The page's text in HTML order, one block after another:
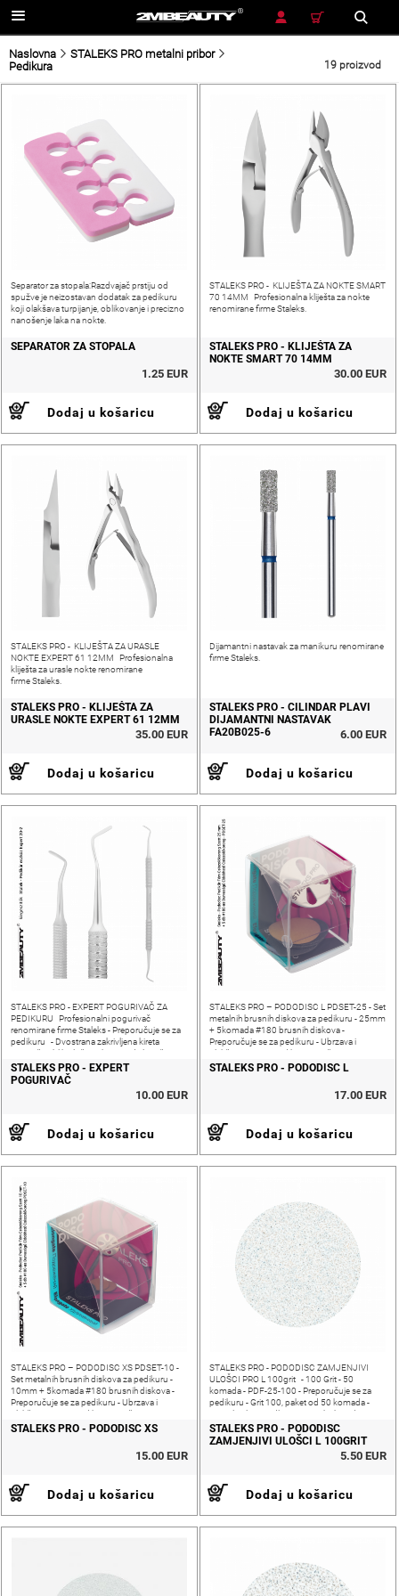
TRAŽENJE
Naslovna
STALEKS PRO metalni pribor
Pedikura
19 proizvod
Separator za stopala:Razdvajač prstiju od
spužve je neizostavan dodatak za pedikuru
koji olakšava turpijanje, oblikovanje i precizno
nanošenje laka na nokte.
SEPARATOR ZA STOPALA
1.25 EUR
Dodaj u košaricu
STALEKS PRO - KLIJEŠTA ZA NOKTE SMART
70 14MM Profesionalna kliješta za nokte
renomirane firme Staleks.
STALEKS PRO - KLIJEŠTA ZA
NOKTE SMART 70 14MM
30.00 EUR
Dodaj u košaricu
STALEKS PRO - KLIJEŠTA ZA URASLE
NOKTE EXPERT 61 12MM Profesionalna
kliješta za urasle nokte renomirane
firme Staleks.
STALEKS PRO - KLIJEŠTA ZA
URASLE NOKTE EXPERT 61 12MM
35.00 EUR
Dodaj u košaricu
Dijamantni nastavak za manikuru renomirane
firme Staleks.
STALEKS PRO - CILINDAR PLAVI
DIJAMANTNI NASTAVAK
FA20B025-6
6.00 EUR
Dodaj u košaricu
STALEKS PRO - EXPERT POGURIVAČ ZA
PEDIKURU Profesionalni pogurivač
renomirane firme Staleks - Preporučuje se za
pedikuru - Dvostrana zakrivljena kireta
oponaša oblik ploče nokta - Za djelomično
uklanjanje suhih zadebljanja kože
STALEKS PRO - EXPERT
POGURIVAČ
10.00 EUR
Dodaj u košaricu
STALEKS PRO – PODODISC L PDSET-25 - Set
metalnih brusnih diskova za pedikuru - 25mm
+ 5komada #180 brusnih diskova -
Preporučuje se za pedikuru - Ubrzava i
olakšava proces pedikure - Može se
dezinficirati i sterilizirati - Pruža bolji
STALEKS PRO - PODODISC L
17.00 EUR
Dodaj u košaricu
STALEKS PRO – PODODISC XS PDSET-10 -
Set metalnih brusnih diskova za pedikuru -
10mm + 5komada #180 brusnih diskova -
Preporučuje se za pedikuru - Ubrzava i
olakšava proces pedikure - Može se
dezinficirati i sterilizirati - Pruža bolji
STALEKS PRO - PODODISC XS
15.00 EUR
Dodaj u košaricu
STALEKS PRO - PODODISC ZAMJENJIVI
ULOŠCI PRO L 100grit - 100 Grit - 50
komada - PDF-25-100 - Preporučuje se za
pedikuru - Grit 100, paket od 50 komada -
Samoljepljiva podloga - Ne nabubri od
izlaganja vodi - Veličina:
STALEKS PRO - PODODISC
ZAMJENJIVI ULOŠCI L 100GRIT
5.50 EUR
Dodaj u košaricu